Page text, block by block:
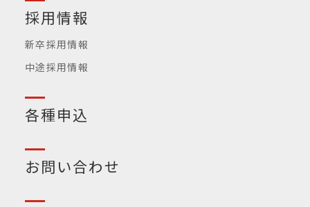
採用情報
新卒採用情報
中途採用情報
各種申込
お問い合わせ